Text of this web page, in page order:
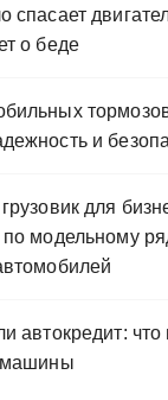
спасает
о беде
и
для
по модельному
автокредит:
машины